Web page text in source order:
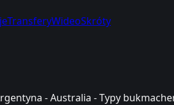
TransferyWideoSkróty
- Australia - Typy